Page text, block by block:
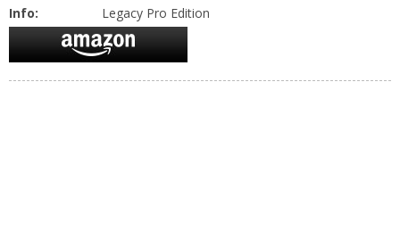
Info:
Legacy Pro Edition